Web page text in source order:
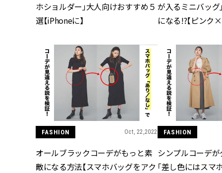
ホショルダー」大人向けおすすめ５
選【iPhoneに】
が入るミニバッグ
になる!?【ピンク
FASHION Oct, 22,2022
オールブラックコーデがもっと素
敵になる方法【スマホバッグをアク
FASHION
シンプルコーデが
「差し色にはスマ